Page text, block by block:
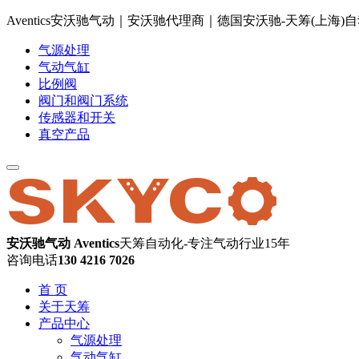
Aventics安沃驰气动｜安沃驰代理商｜德国安沃驰-天筹(上海)
气源处理
气动气缸
比例阀
阀门和阀门系统
传感器和开关
真空产品
安沃驰气动 Aventics天筹自动化-专注气动行业15年
咨询电话130 4216 7026
首 页
关于天筹
产品中心
气源处理